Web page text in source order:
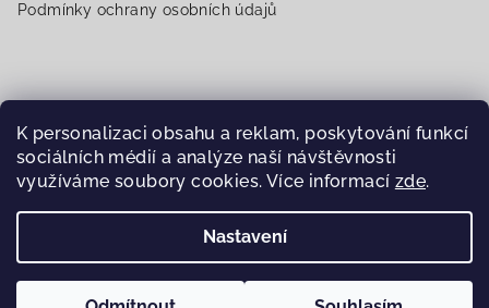
K personalizaci obsahu a reklam, poskytování funkcí
sociálních médií a analýze naší návštěvnosti
využíváme soubory cookies. Více informací zde.
Nastavení
Podmínky ochrany osobních údajů
Přijímáme online platby
nastavení cookies